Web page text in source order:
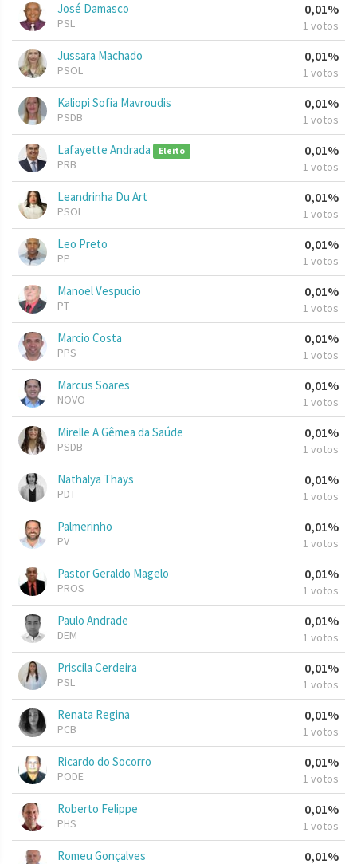
José Damasco
PSL
0,01%
1 votos
Jussara Machado
PSOL
0,01%
1 votos
Kaliopi Sofia Mavroudis
PSDB
0,01%
1 votos
Lafayette Andrada Eleito
PRB
0,01%
1 votos
Leandrinha Du Art
PSOL
0,01%
1 votos
Leo Preto
PP
0,01%
1 votos
Manoel Vespucio
PT
0,01%
1 votos
Marcio Costa
PPS
0,01%
1 votos
Marcus Soares
NOVO
0,01%
1 votos
Mirelle A Gêmea da Saúde
PSDB
0,01%
1 votos
Nathalya Thays
PDT
0,01%
1 votos
Palmerinho
PV
0,01%
1 votos
Pastor Geraldo Magelo
PROS
0,01%
1 votos
Paulo Andrade
DEM
0,01%
1 votos
Priscila Cerdeira
PSL
0,01%
1 votos
Renata Regina
PCB
0,01%
1 votos
Ricardo do Socorro
PODE
0,01%
1 votos
Roberto Felippe
PHS
0,01%
1 votos
Romeu Gonçalves 0,01%